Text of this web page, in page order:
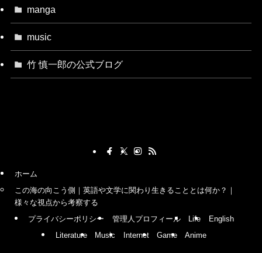
manga
music
竹 慎一郎の公式ブログ
ホーム
この海の向こう側｜英語や文学に関わり生きることとは何か？｜
様々な視点から考察する
プライバシーポリシー
管理人プロフィール Life
English
Literature
Music Internet Game Anime